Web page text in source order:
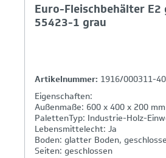
Euro-Fleischbehälter E2
55423-1 grau
Artikelnummer: 1916/000311-
Eigenschaften:
Außenmaße: 600 x 400 x 200 mm
PalettenTyp: Industrie-Holz-
Lebensmittelecht: Ja
Boden: glatter Boden,
Seiten: geschlossen